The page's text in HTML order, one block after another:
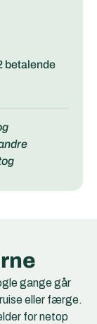
betalende
gange går
eller færge.
for netop